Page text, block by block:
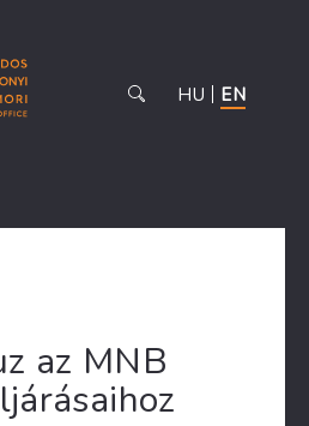
HU EN
az MNB